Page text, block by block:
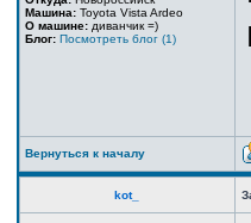
Машина: Toyota Vista Ardeo
О машине: диванчик =)
Блог: Посмотреть блог (1)
Вернуться к началу
kot_